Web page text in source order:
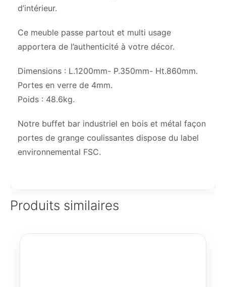
d’intérieur.
Ce meuble passe partout et multi usage
apportera de l’authenticité à votre décor.
Dimensions : L.1200mm- P.350mm- Ht.860mm.
Portes en verre de 4mm.
Poids : 48.6kg.
Notre buffet bar industriel en bois et métal façon
portes de grange coulissantes dispose du label
environnemental FSC.
Produits similaires